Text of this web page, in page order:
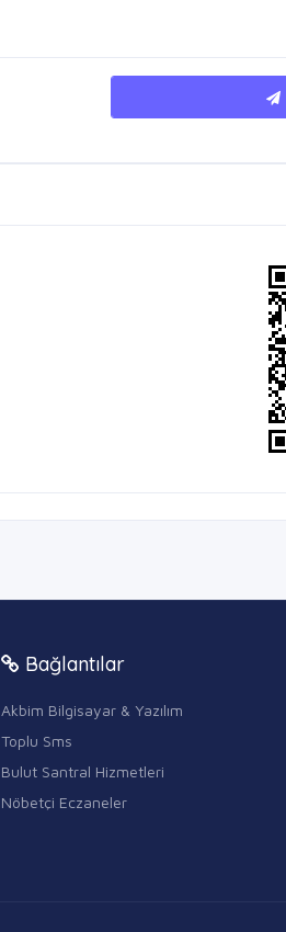
Bağlantılar
Akbim Bilgisayar & Yazılım
Toplu Sms
Bulut Santral Hizmetleri
Nöbetçi Eczaneler